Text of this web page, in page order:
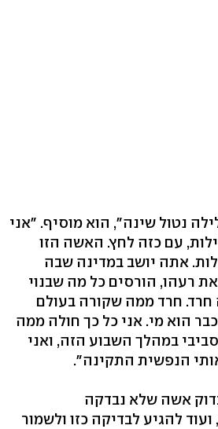
נטול שינה", הוא מוסיף. "אני
עם כזה לחץ. האשה הזו
אתה יושב במדינה שבה
רעהו, הורסים כל מה שבנוי
חרד. חרד ממה שקורה בעולם
הוא מי. אני כל כך חולה ממה
במהלך השבוע הזה, ואני
הנפשית התקינה".
אשה שלא נבדקה
להגיע לבדיקה כזו ולשמור